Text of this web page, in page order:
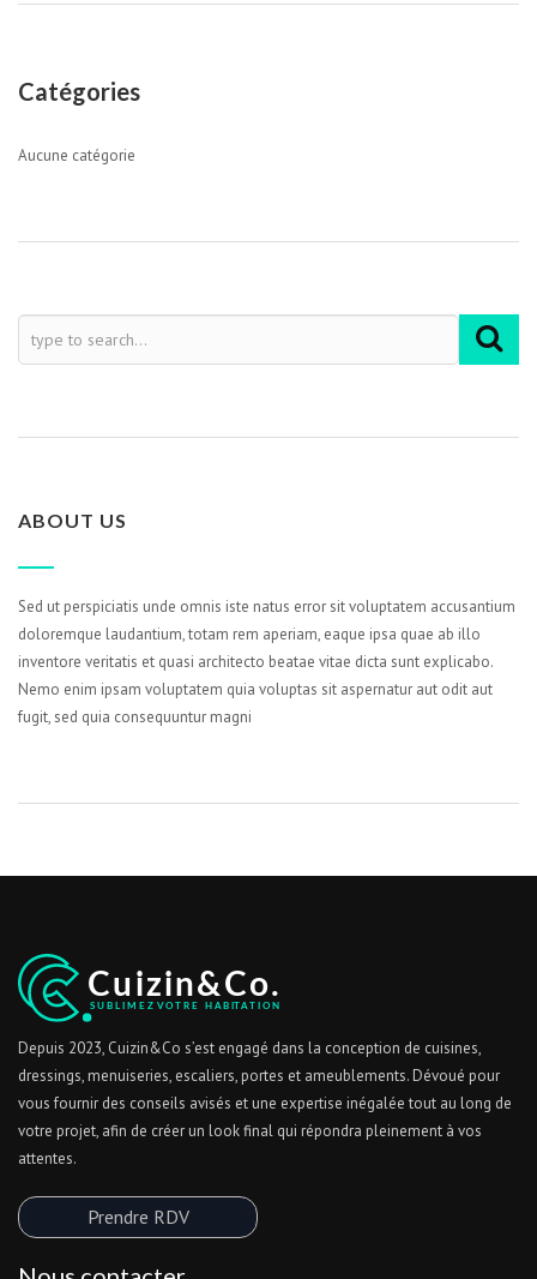
Catégories
Aucune catégorie
ABOUT US
Sed ut perspiciatis unde omnis iste natus error sit voluptatem accusantium
doloremque laudantium, totam rem aperiam, eaque ipsa quae ab illo
inventore veritatis et quasi architecto beatae vitae dicta sunt explicabo.
Nemo enim ipsam voluptatem quia voluptas sit aspernatur aut odit aut
fugit, sed quia consequuntur magni
Depuis 2023, Cuizin&Co s’est engagé dans la conception de cuisines,
dressings, menuiseries, escaliers, portes et ameublements. Dévoué pour
vous fournir des conseils avisés et une expertise inégalée tout au long de
votre projet, afin de créer un look final qui répondra pleinement à vos
attentes.
Prendre RDV